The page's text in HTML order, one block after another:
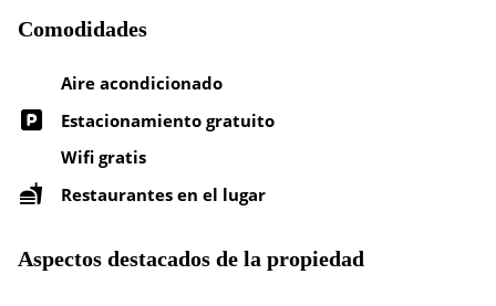
Comodidades
Aire acondicionado
Estacionamiento gratuito
Wifi gratis
Restaurantes en el lugar
Aspectos destacados de la propiedad